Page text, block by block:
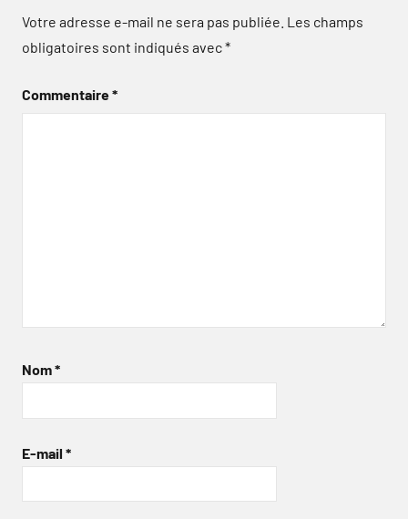
Votre adresse e-mail ne sera pas publiée. Les champs
obligatoires sont indiqués avec*
Commentaire*
Nom*
E-mail *